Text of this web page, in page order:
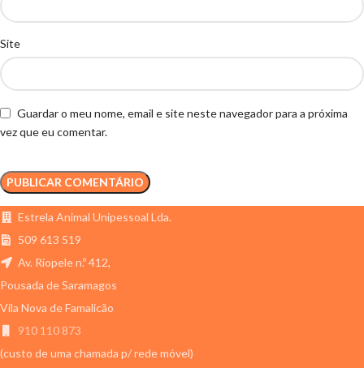
Site
Guardar o meu nome, email e site neste navegador para a próxima
vez que eu comentar.
Estrela Animal Unipessoal Lda.
509 613 519
Av. Riopele n.º 412,
Pousada de Saramagos
Vila Nova de Famalicão
910 110 873
(custo de uma chamada p/ rede móvel)